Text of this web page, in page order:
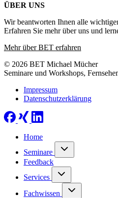
ÜBER UNS
Wir beantworten Ihnen alle
Erfahren Sie mehr über uns und
Mehr über BET erfahren
© 2026 BET Michael Mücher
Seminare und Workshops,
Impressum
Datenschutzerklärung
Home
Seminare
Feedback
Services
Fachwissen